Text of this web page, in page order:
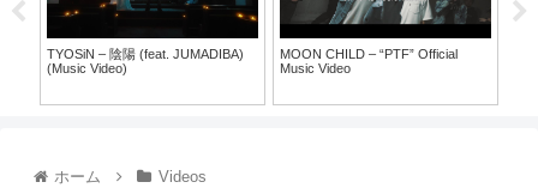
TYOSiN – 陰陽 (feat. JUMADIBA)
(Music Video)
MOON CHILD – “PTF” Official
Music Video
ホーム Videos